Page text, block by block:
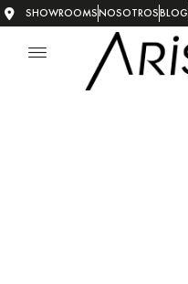
SHOWROOMSNOSOTROSBLOG